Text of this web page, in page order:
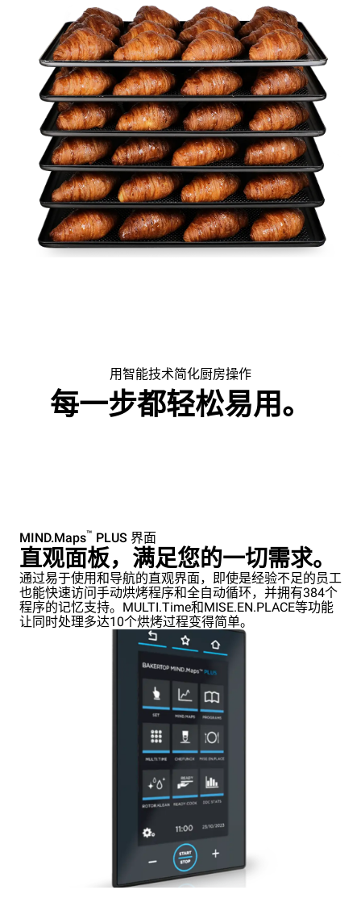
用智能技术简化厨房操作
每一步都轻松易用。
MIND.Maps™ PLUS 界面
直观面板，满足您的一切需求。
通过易于使用和导航的直观界面，即使是经验不足的员工
也能快速访问手动烘烤程序和全自动循环，并拥有384个
程序的记忆支持。MULTI.Time和MISE.EN.PLACE等功能
让同时处理多达10个烘烤过程变得简单。